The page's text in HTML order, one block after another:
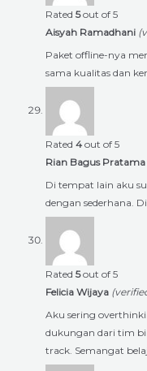
Rated 5out of 5
Aisyah Ramadhani
Paket offline-nya
sama kualitas dan
Rated 4 out of 5
Rian Bagus Pratama
Di tempat lain aku
dengan sederhana.
Rated 5out of 5
Felicia Wijaya
Aku sering
dukungan dari tim
track. Semangat